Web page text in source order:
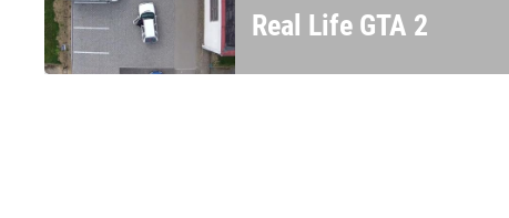
Real Life GTA 2